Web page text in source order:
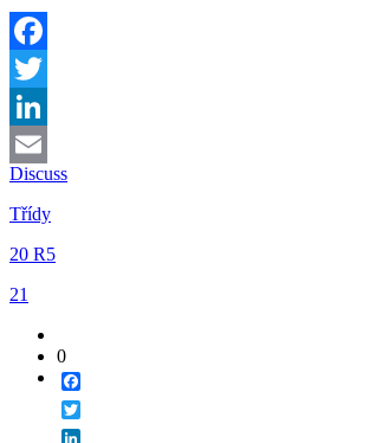
Facebook
Twitter
LinkedIn
Email
Discuss
Třídy
20 R5
21
0